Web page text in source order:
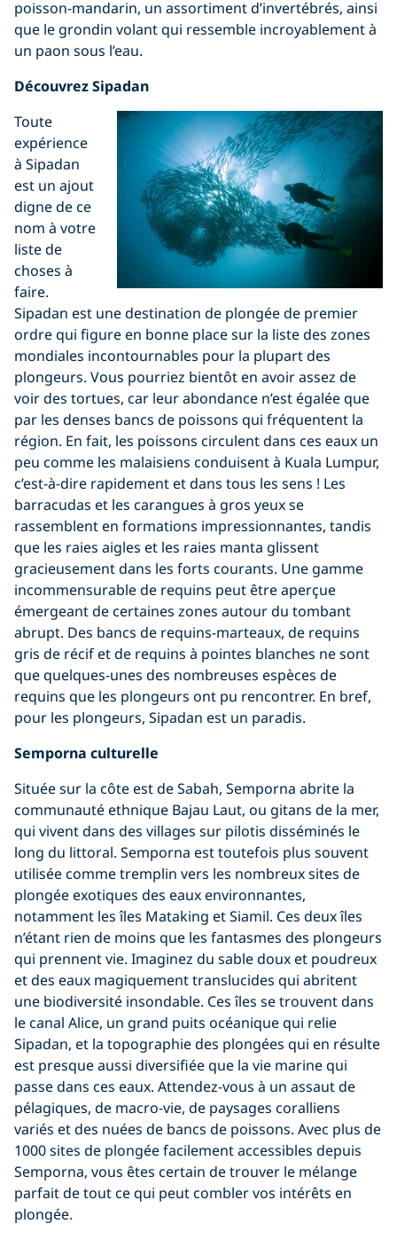
poisson-mandarin, un assortiment d’invertébrés, ainsi
que le grondin volant qui ressemble incroyablement à
un paon sous l’eau.
Découvrez Sipadan
Toute
expérience
à Sipadan
est un ajout
digne de ce
nom à votre
liste de
choses à
faire.
Sipadan est une destination de plongée de premier
ordre qui figure en bonne place sur la liste des zones
mondiales incontournables pour la plupart des
plongeurs. Vous pourriez bientôt en avoir assez de
voir des tortues, car leur abondance n’est égalée que
par les denses bancs de poissons qui fréquentent la
région. En fait, les poissons circulent dans ces eaux un
peu comme les malaisiens conduisent à Kuala Lumpur,
c’est-à-dire rapidement et dans tous les sens ! Les
barracudas et les carangues à gros yeux se
rassemblent en formations impressionnantes, tandis
que les raies aigles et les raies manta glissent
gracieusement dans les forts courants. Une gamme
incommensurable de requins peut être aperçue
émergeant de certaines zones autour du tombant
abrupt. Des bancs de requins-marteaux, de requins
gris de récif et de requins à pointes blanches ne sont
que quelques-unes des nombreuses espèces de
requins que les plongeurs ont pu rencontrer. En bref,
pour les plongeurs, Sipadan est un paradis.
Semporna culturelle
Située sur la côte est de Sabah, Semporna abrite la
communauté ethnique Bajau Laut, ou gitans de la mer,
qui vivent dans des villages sur pilotis disséminés le
long du littoral. Semporna est toutefois plus souvent
utilisée comme tremplin vers les nombreux sites de
plongée exotiques des eaux environnantes,
notamment les îles Mataking et Siamil. Ces deux îles
n’étant rien de moins que les fantasmes des plongeurs
qui prennent vie. Imaginez du sable doux et poudreux
et des eaux magiquement translucides qui abritent
une biodiversité insondable. Ces îles se trouvent dans
le canal Alice, un grand puits océanique qui relie
Sipadan, et la topographie des plongées qui en résulte
est presque aussi diversifiée que la vie marine qui
passe dans ces eaux. Attendez-vous à un assaut de
pélagiques, de macro-vie, de paysages coralliens
variés et des nuées de bancs de poissons. Avec plus de
1000 sites de plongée facilement accessibles depuis
Semporna, vous êtes certain de trouver le mélange
parfait de tout ce qui peut combler vos intérêts en
plongée.